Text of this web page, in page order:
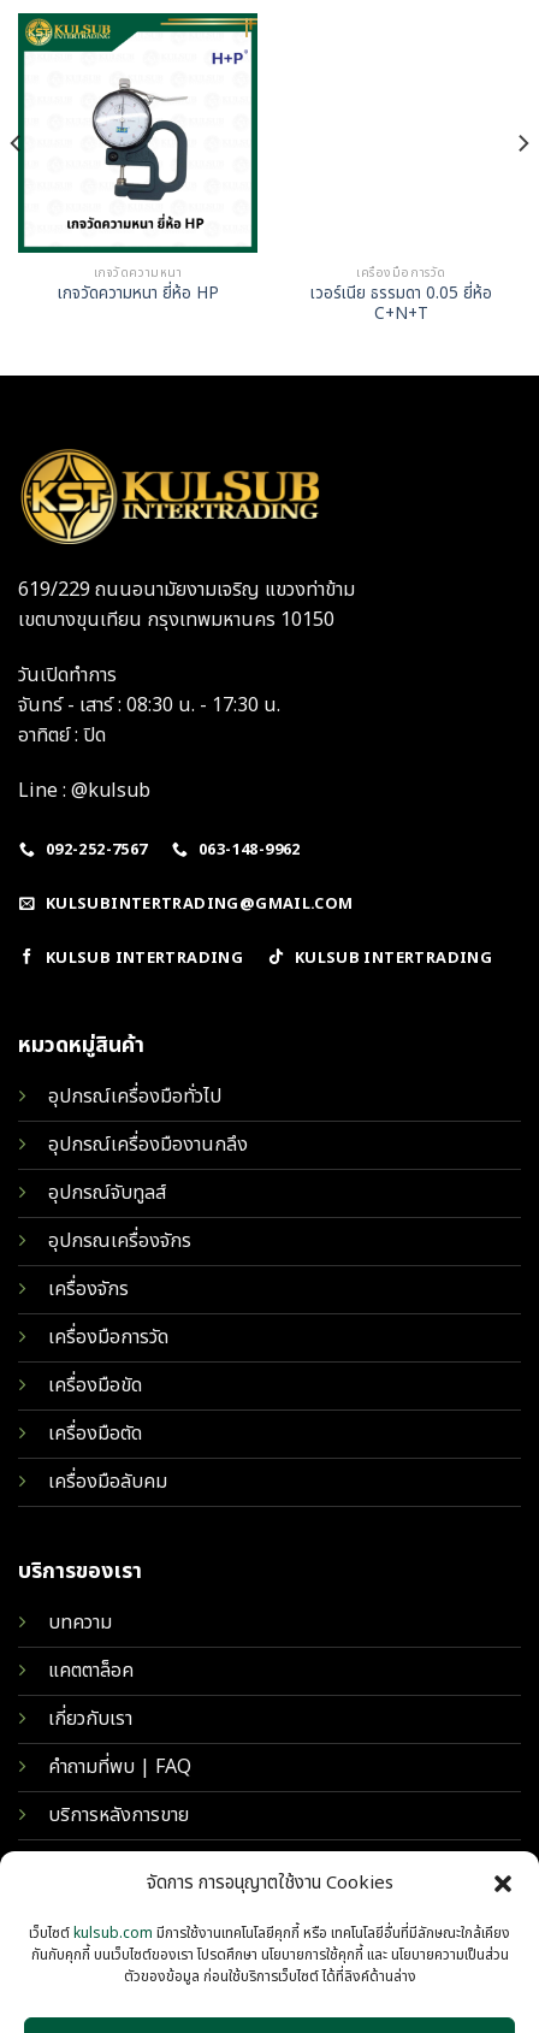
จัดการ การอนุญาตใช้งาน Cookies
เว็บไซต์kulsub.com มีการใช้งานเทคโนโลยีคุกกี้ หรือ เทคโนโลยีอื่นที่มีลักษณะใกล้เคียง
กันกับคุกกี้ บนเว็บไซต์ของเรา โปรดศึกษา นโยบายการใช้คุกกี้ และ นโยบายความเป็นส่วน
ตัวของข้อมูล ก่อนใช้บริการเว็บไซต์ ได้ที่ลิงค์ด้านล่าง
เกจวัดความหนา
เกจวัดความหนา ยี่ห้อ HP
เครื่องมือการวัด
เวอร์เนีย ธรรมดา 0.05 ยี่ห้อ
C+N+T
619/229 ถนนอนามัยงามเจริญ แขวงท่าข้าม
เขตบางขุนเทียน กรุงเทพมหานคร 10150
วันเปิดทำการ
จันทร์ - เสาร์ : 08:30 น. - 17:30 น.
อาทิตย์ : ปิด
Line : @kulsub
092-252-7567 063-148-9962
KULSUBINTERTRADING@GMAIL.COM
KULSUB INTERTRADING KULSUB INTERTRADING
หมวดหมู่สินค้า
อุปกรณ์เครื่องมือทั่วไป
อุปกรณ์เครื่องมืองานกลึง
อุปกรณ์จับทูลส์
อุปกรณเครื่องจักร
เครื่องจักร
เครื่องมือการวัด
เครื่องมือขัด
เครื่องมือตัด
เครื่องมือลับคม
บริการของเรา
บทความ
แคตตาล็อค
เกี่ยวกับเรา
คำถามที่พบ | FAQ
บริการหลังการขาย